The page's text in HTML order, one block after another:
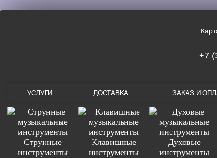
+7
УСЛУГИ ДОСТАВКА ЗАКАЗ И
Струнные
инструменты
Клавишные
инструменты
Духовые
инструменты